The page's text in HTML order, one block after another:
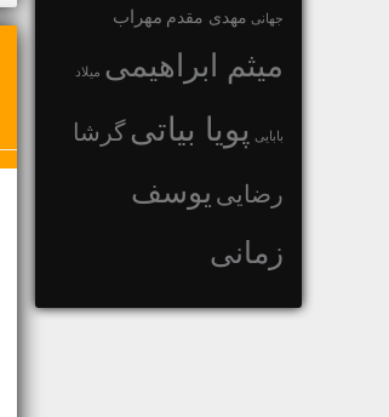
جهانی مهدی مقدم مهراب
میثم ابراهیمی میلاد
بابایی پویا بیاتیگرشا
رضایی یوسف
زمانی